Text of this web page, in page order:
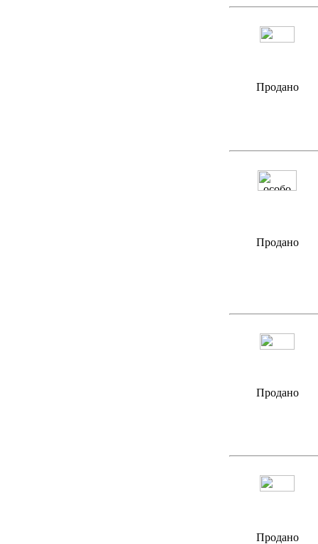
Продано
Продано
Продано
Продано